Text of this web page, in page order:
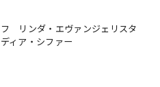
フ リンダ・エヴァンジェリスタ
ィア・シファー